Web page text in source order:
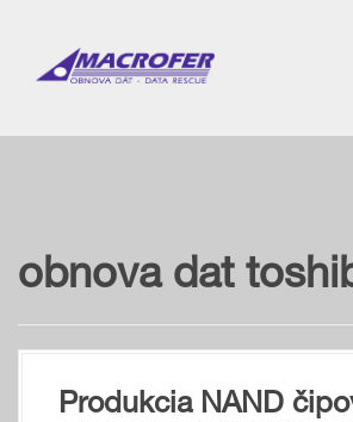
o
obnova dat
Produkcia NAND